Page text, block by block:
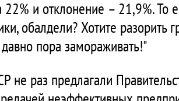
и отклонение – 21,9%. То
обалдели? Хотите
пора замораживать!"
не раз предлагали